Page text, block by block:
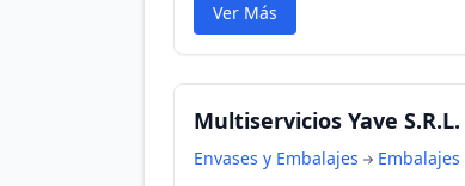
Ver Más
Multiservicios Yave S.R.L.
Envases y Embalajes
Embalajes